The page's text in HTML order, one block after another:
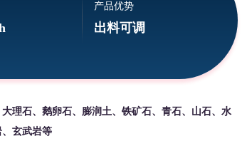
产品优势
出料可调
理石、鹅卵石、膨润土、铁矿石、青石、山石、水
玄武岩等